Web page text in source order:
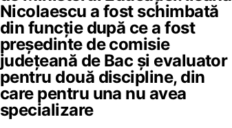
Nicolaescu a fost schimbată
din funcție după ce a fost
președinte de comisie
județeană de Bac și evaluator
pentru două discipline, din
care pentru una nu avea
specializare